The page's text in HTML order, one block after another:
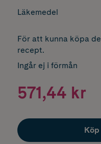
Läkemedel
För att kunna köpa
recept.
Ingår ej i förmån
571,44 kr